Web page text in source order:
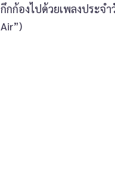
กึกก้องไปด้วยเพลงประจ
Air”)